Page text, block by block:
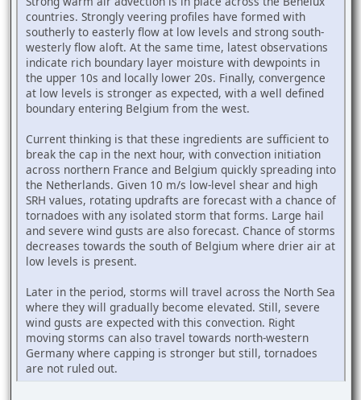
countries. Strongly veering profiles have formed with
southerly to easterly flow at low levels and strong south-
westerly flow aloft. At the same time, latest observations
indicate rich boundary layer moisture with dewpoints in
the upper 10s and locally lower 20s. Finally, convergence
at low levels is stronger as expected, with a well defined
boundary entering Belgium from the west.
Current thinking is that these ingredients are sufficient to
break the cap in the next hour, with convection initiation
across northern France and Belgium quickly spreading into
the Netherlands. Given 10 m/s low-level shear and high
SRH values, rotating updrafts are forecast with a chance of
tornadoes with any isolated storm that forms. Large hail
and severe wind gusts are also forecast. Chance of storms
decreases towards the south of Belgium where drier air at
low levels is present.
Later in the period, storms will travel across the North Sea
where they will gradually become elevated. Still, severe
wind gusts are expected with this convection. Right
moving storms can also travel towards north-western
Germany where capping is stronger but still, tornadoes
are not ruled out.